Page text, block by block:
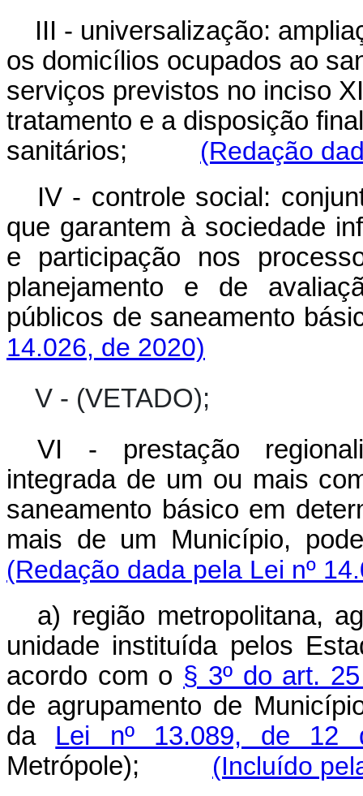
III - universalização:
os domicílios ocupados ao
serviços previstos no inciso
tratamento e a disposição
sanitários;
(Redação
IV - controle social:
que garantem à sociedade
e participação nos
planejamento e de
públicos de saneamento
14.026, de 2020)
V - (VETADO);
VI - prestação
integrada de um ou mais
saneamento básico em
mais de um Município,
(Redação dada pela Lei nº
a) região metropolitana,
unidade instituída pelos
acordo com o § 3º do art.
de agrupamento de
da Lei nº 13.089, de 12
Metrópole);
(Incluído